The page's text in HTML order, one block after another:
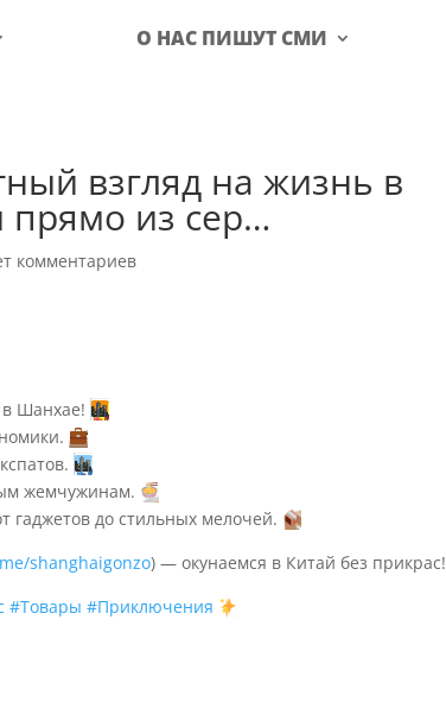
О НАС ПИШУТ СМИ
взгляд на жизнь в
прямо из сер…
комментариев
Шанхае!
жемчужинам.
гаджетов до стильных мелочей.
shanghaigonzo) — окунаемся в Китай без прикрас!
#Товары #Приключения